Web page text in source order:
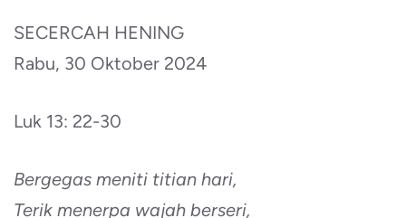
SECERCAH HENING
Rabu, 30 Oktober 2024
Luk 13: 22-30
Bergegas meniti titian hari,
Terik menerpa wajah berseri,